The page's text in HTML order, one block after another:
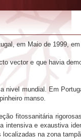
em Maio de 1999,
vector e que havia
mundial. Em
manso.
fitossanitária
e exaustiva
na zona